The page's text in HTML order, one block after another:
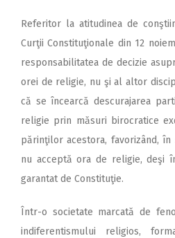
Referitor la atitudinea de
Curţii Constituţionale din 12
responsabilitatea de decizie
orei de religie, nu şi al altor
că se încearcă descurajarea
religie prin măsuri birocratice
părinţilor acestora, favorizând,
nu acceptă ora de religie, deşi
garantat de Constituţie.
Într-o societate marcată de
indiferentismului religios,